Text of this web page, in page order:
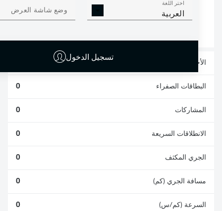
اختر اللغة
العربية وضع شاشة العرض
تسجيل الدخول
الافتكاكات الناجحة
الأخطاء المرتكبة
البطاقات الصفراء
المشاركات
الانطلاقات السريعة
الجري المكثف
مسافة الجري (كم)
السرعة (كم/س)